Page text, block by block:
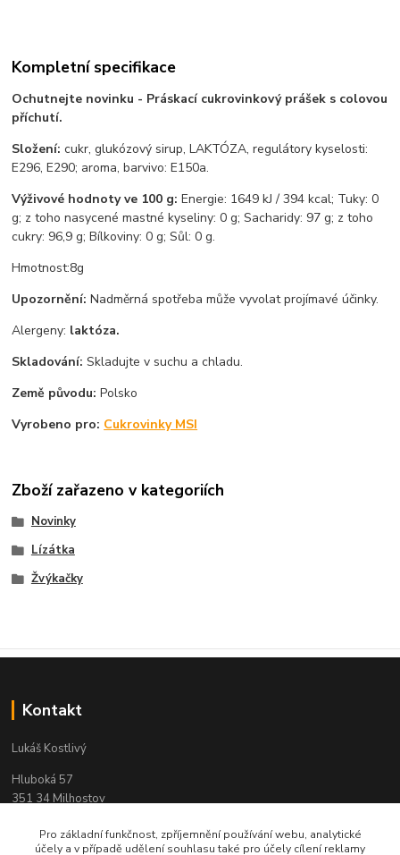
Kompletní specifikace
Ochutnejte novinku - Práskací cukrovinkový prášek s colovou
příchutí.
Složení: cukr, glukózový sirup, LAKTÓZA, regulátory kyselosti:
E296, E290; aroma, barvivo: E150a.
Výživové hodnoty ve 100 g: Energie: 1649 kJ / 394 kcal; Tuky: 0
g; z toho nasycené mastné kyseliny: 0 g; Sacharidy: 97 g; z toho
cukry: 96,9 g; Bílkoviny: 0 g; Sůl: 0 g.
Hmotnost:8g
Upozornění: Nadměrná spotřeba může vyvolat projímavé účinky.
Alergeny: laktóza.
Skladování:Skladujte v suchu a chladu.
Země původu:Polsko
Vyrobeno pro: Cukrovinky MSI
Zboží zařazeno v kategoriích
Novinky
Lízátka
Žvýkačky
Kontakt
Lukáš Kostlivý
Hluboká 57
351 34 Milhostov
Pro základní funkčnost, zpříjemnění používání webu, analytické
účely a v případě udělení souhlasu také pro účely cílení reklamy